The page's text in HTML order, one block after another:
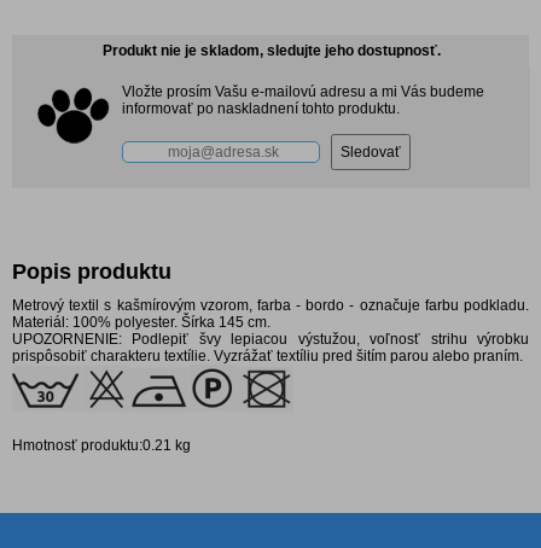
Produkt nie je skladom, sledujte jeho dostupnosť.
Vložte prosím Vašu e-mailovú adresu a mi Vás budeme
informovať po naskladnení tohto produktu.
Popis produktu
Metrový textil s kašmírovým vzorom, farba - bordo - označuje farbu podkladu.
Materiál: 100% polyester. Šírka 145 cm.
UPOZORNENIE: Podlepiť švy lepiacou výstužou, voľnosť strihu výrobku
prispôsobiť charakteru textílie. Vyzrážať textíliu pred šitím parou alebo praním.
Hmotnosť produktu:0.21 kg